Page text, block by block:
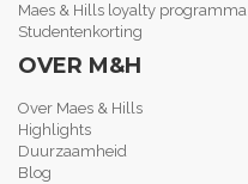
Maes & Hills loyalty programma
Studentenkorting
OVER M&H
Over Maes & Hills
Highlights
Duurzaamheid
Blog